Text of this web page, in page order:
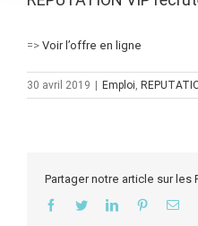
=> Voir l’offre en ligne
30 avril 2019 Emploi,
Partager notre article sur les
FacebookTwitterLinkedInPinterest